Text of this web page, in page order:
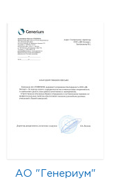
АО "Генериум"